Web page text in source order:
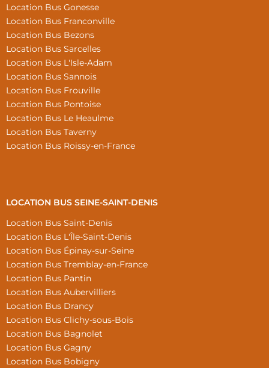
Location Bus Gonesse
Location Bus Franconville
Location Bus Bezons
Location Bus Sarcelles
Location Bus L'Isle-Adam
Location Bus Sannois
Location Bus Frouville
Location Bus Pontoise
Location Bus Le Heaulme
Location Bus Taverny
Location Bus Roissy-en-France
LOCATION BUS SEINE-SAINT-DENIS
Location Bus Saint-Denis
Location Bus L'Île-Saint-Denis
Location Bus Épinay-sur-Seine
Location Bus Tremblay-en-France
Location Bus Pantin
Location Bus Aubervilliers
Location Bus Drancy
Location Bus Clichy-sous-Bois
Location Bus Bagnolet
Location Bus Gagny
Location Bus Bobigny